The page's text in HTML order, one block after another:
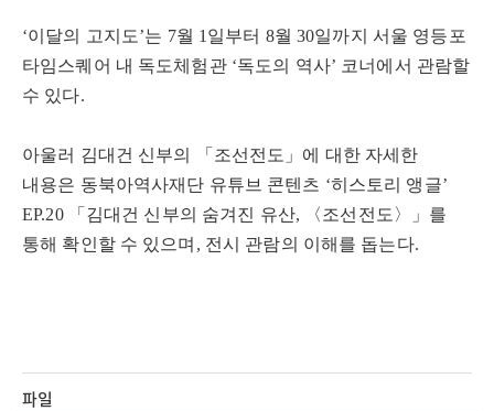
‘이달의 고지도’는 7월 1 일부터 8월30일까지 서울 영등포
타임스퀘어 내 독도체험관 ‘독도의 역사’ 코너에서 관람할
수 있다.
아울러 김대건 신부의 「 조선전도 」 에 대한 자세한
내용은 동북아역사재단 유튜브 콘텐츠 ‘히스토리 앵글’
EP.20
「 김대건 신부의 숨겨진 유산, 〈조선전도 〉」 를
통해 확인할 수 있으며 , 전시 관람의 이해를 돕는다.
파일